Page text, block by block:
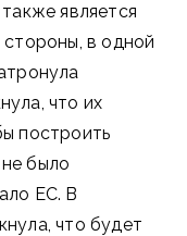
является
стороны, в одной
что их
построить
было
ЕС. В
что будет